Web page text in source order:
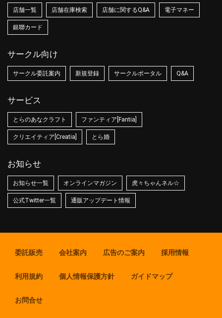
店舗一覧 店舗在庫検索 店舗に関するQ&A 電子マネー
銀聯カード
サークル向け
サークル委託案内 新規登録 サークルポータル Q&A
サービス
とらのあなクラフト ファンティア[Fantia]
クリエイティア[Creatia] とら婚
お知らせ
お知らせ一覧 オンラインマガジン 虎々ちゃんネル☆
公式Twitter一覧 通販アップデート情報
委託販売 会社案内 広告のご案内 採用情報
利用規約 個人情報保護方針 ガイドマップ
お問合せ